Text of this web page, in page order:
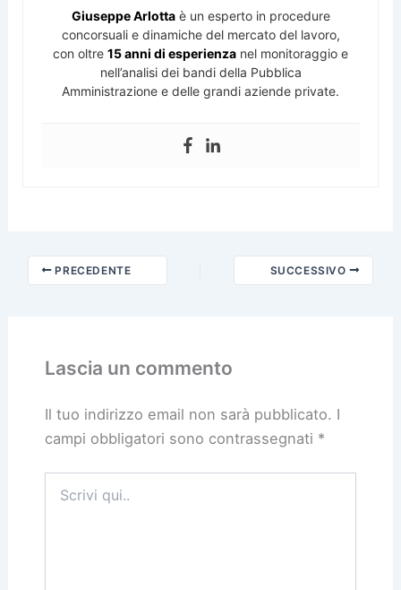
Giuseppe Arlottaè un esperto in procedure
concorsuali e dinamiche del mercato del lavoro,
con oltre 15 anni di esperienza nel monitoraggio e
nell’analisi dei bandi della Pubblica
Amministrazione e delle grandi aziende private.
PRECEDENTE SUCCESSIVO
Lascia un commento
Il tuo indirizzo email non sarà pubblicato. I
campi obbligatori sono contrassegnati *
qui..